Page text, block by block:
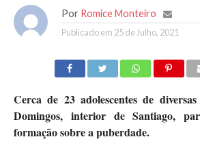
Por Romice Monteiro
Publicado em 25 de Julho, 2021
Cerca de 23 adolescentes de
Domingos, interior de Santiago,
formação sobre a puberdade.